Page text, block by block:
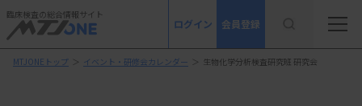
臨床検査の総合情報サイト
ログイン 会員登録
MTJONEトップ ＞ イベント・研修会カレンダー ＞ 生物化学分析検査研究班 研究会